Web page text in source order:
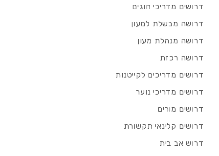
דרושים מדריכי חוגים
דרושה מבשלת למעון
דרושה מנהלת מעון
דרושה רכזת
דרושים מדריכים לקייטנות
דרושים מדריכי נוער
דרושים מורים
דרושים קלינאי תקשורת
דרוש אב בית